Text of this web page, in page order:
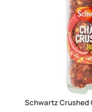
Schwartz Crushed